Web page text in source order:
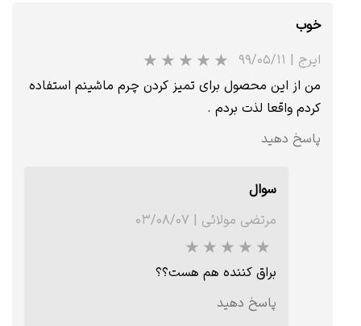
خوب
ایرج | ۹۹/۰۵/۱۱
من از این محصول برای تمیز کردن چرم ماشینم استفاده
کردم واقعا لذت بردم .
پاسخ دهید
سوال
مرتضی مولائی | ۰۳/۰۸/۰۷
براق کننده هم هست؟؟
پاسخ دهید